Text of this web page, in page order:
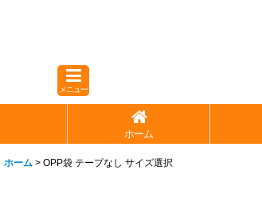
メニュー
ホーム
ホーム > OPP袋 テープなし サイズ選択